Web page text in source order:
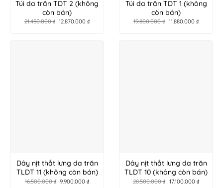
Túi da trăn TDT 2 (không
còn bán)
21.450.000₫ 12.870.000₫
Túi da trăn TDT 1 (không
còn bán)
19.800.000₫ 11.880.000 ₫
Dây nịt thắt lưng da trăn
TLDT 11 (không còn bán)
16.500.000₫ 9.900.000₫
Dây nịt thắt lưng da trăn
TLDT 10 (không còn bán)
28.500.000₫ 17.100.000 ₫